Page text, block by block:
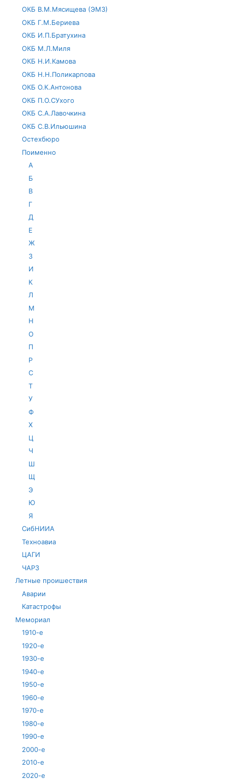
ОКБ В.М.Мясищева (ЭМЗ)
ОКБ Г.М.Бериева
ОКБ И.П.Братухина
ОКБ М.Л.Миля
ОКБ Н.И.Камова
ОКБ Н.Н.Поликарпова
ОКБ О.К.Антонова
ОКБ П.О.СУхого
ОКБ С.А.Лавочкина
ОКБ С.В.Ильюшина
Остехбюро
Поименно
А
Б
В
Г
Д
Е
Ж
З
И
К
Л
М
Н
О
П
Р
С
Т
У
Ф
Х
Ц
Ч
Ш
Щ
Э
Ю
Я
СибНИИА
Техноавиа
ЦАГИ
ЧАРЗ
Летные проишествия
Аварии
Катастрофы
Мемориал
1910-е
1920-е
1930-е
1940-е
1950-е
1960-е
1970-е
1980-е
1990-е
2000-е
2010-е
2020-е